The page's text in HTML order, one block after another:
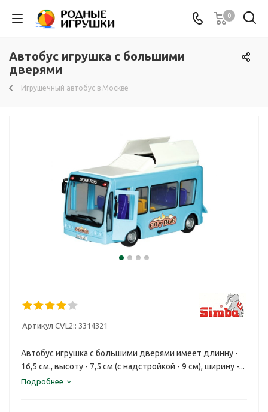
0
Автобус игрушка с большими
дверями
Игрушечный автобус в Москве
Артикул CVL2:: 3314321
Автобус игрушка с большими дверями имеет длинну -
16,5 см., высоту - 7,5 см (с надстройкой - 9 см), ширину -...
Подробнее